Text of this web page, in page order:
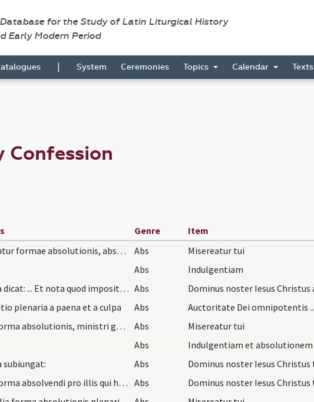
for the Study of Latin Liturgical History
Early Modern Period
| System Ceremonies Topics Calendar Texts
Confession
Genre Item
Sequuntur formae absolutionis, absolvendi a pecca… Abs Misereatur tui
Abs Indulgentiam
Postea dicat: ... Et nota quod impositio manus su… Abs
plenaria a paena et a culpa Abs
Item forma absolutionis, ministri generalis vel p… Abs Misereatur tui
Abs Indulgentiam et absolutionem
subiungat: Abs
Item forma absolvendi pro illis qui habent indulg… Abs